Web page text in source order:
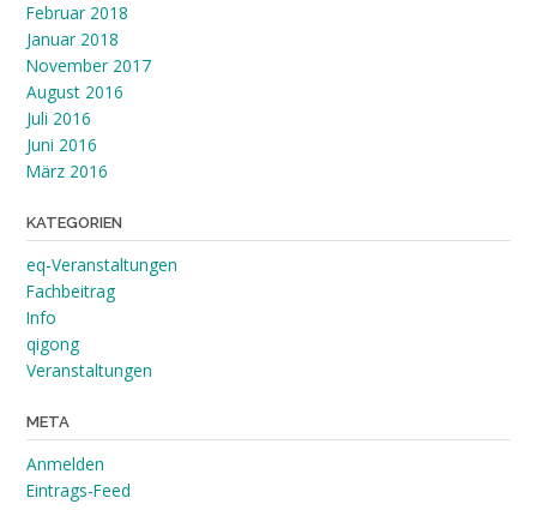
Februar 2018
Januar 2018
November 2017
August 2016
Juli 2016
Juni 2016
März 2016
KATEGORIEN
eq-Veranstaltungen
Fachbeitrag
Info
qigong
Veranstaltungen
META
Anmelden
Eintrags-Feed